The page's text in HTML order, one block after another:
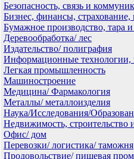
Безопасность, связь и
Бизнес, финансы, страхование,
Бумажное производство, тара и
Деревообработка/ лес
Издательство/ полиграфия
Информационные технологии,
Легкая промышленность
Машиностроение
Медицина/ Фармакология
Металлы/ металлоизделия
Наука/Исследования/
Недвижимость, строительство
Офис/ дом
Перевозки/ логистика/ таможня
Продовольствие/ пищевая